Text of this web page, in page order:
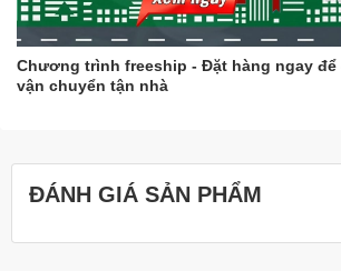
Chương trình freeship - Đặt hàng ngay
vận chuyển tận nhà
ĐÁNH GIÁ SẢN PHẨM